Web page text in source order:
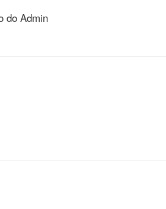
do Admin